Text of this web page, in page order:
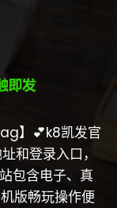
】💕k8凯发官
和登录入口，
包含电子、真
版畅玩操作便